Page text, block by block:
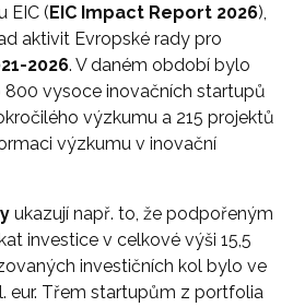
EIC ( EIC Impact Report 2026),
aktivit Evropské rady pro
2026. V daném období bylo
vysoce inovačních startupů
výzkumu a 215 projektů
výzkumu v inovační
ukazují např. to, že podpořeným
investice v celkové výši 15,5
investičních kol bylo ve
eur. Třem startupům z portfolia